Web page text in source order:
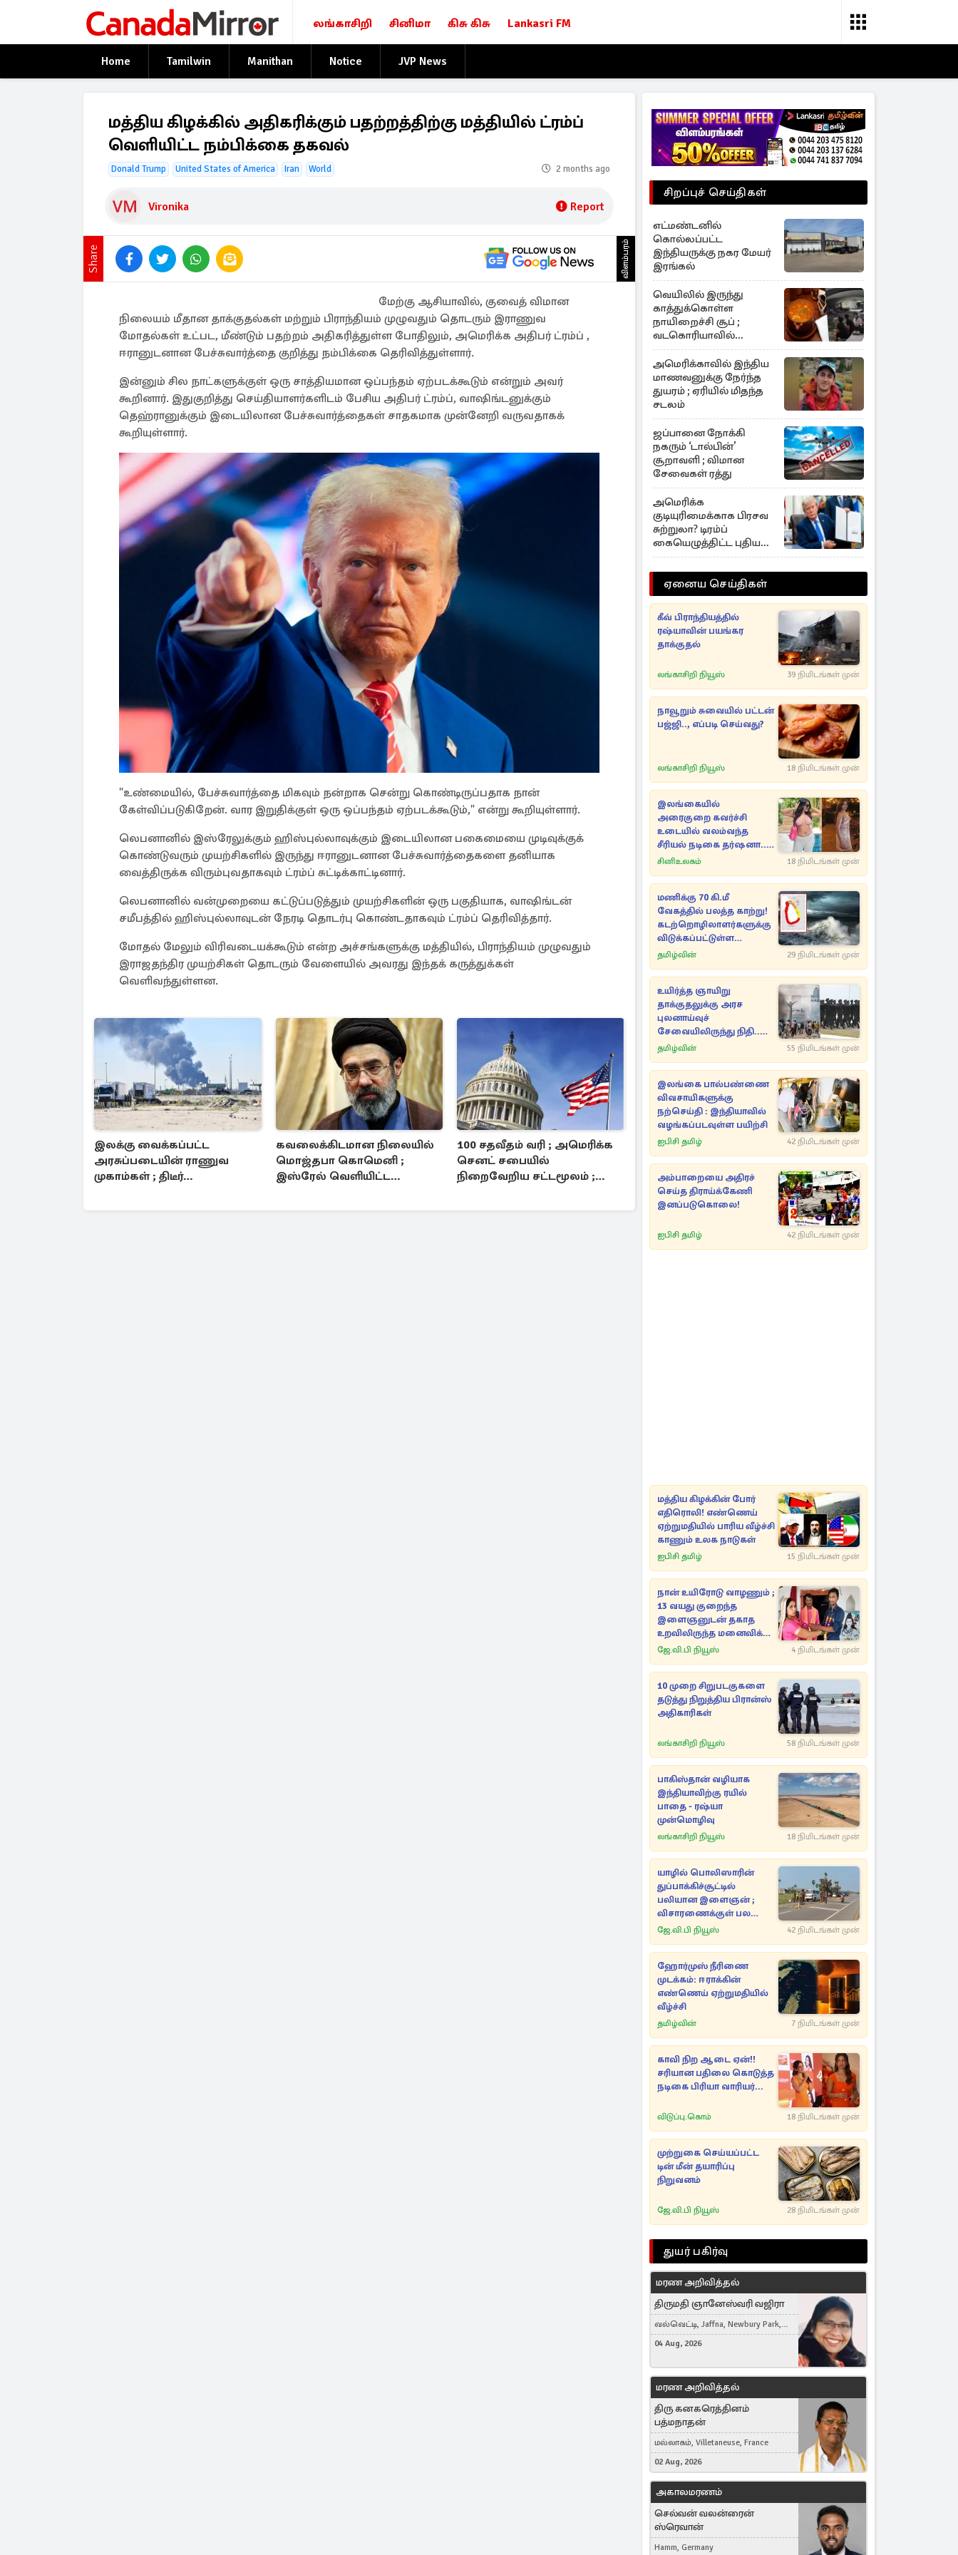
லங்காசிறி சினிமா கிசு கிசு Lankasri FM
Home Tamilwin Manithan Notice JVP News
மத்திய கிழக்கில் அதிகரிக்கும் பதற்றத்திற்கு மத்தியில் ட்ரம்ப்
வெளியிட்ட நம்பிக்கை தகவல்
Donald Trump United States of America Iran World 2 months ago
Vironika Report
Share விளம்பரம்
மேற்கு ஆசியாவில், குவைத் விமான
நிலையம் மீதான தாக்குதல்கள் மற்றும் பிராந்தியம் முழுவதும் தொடரும் இராணுவ
மோதல்கள் உட்பட, மீண்டும் பதற்றம் அதிகரித்துள்ள போதிலும், அமெரிக்க அதிபர் ட்ரம்ப் ,
ஈரானுடனான பேச்சுவார்த்தை குறித்து நம்பிக்கை தெரிவித்துள்ளார்.
இன்னும் சில நாட்களுக்குள் ஒரு சாத்தியமான ஒப்பந்தம் ஏற்படக்கூடும் என்றும் அவர்
கூறினார். இதுகுறித்து செய்தியாளர்களிடம் பேசிய அதிபர் ட்ரம்ப், வாஷிங்டனுக்கும்
தெஹ்ரானுக்கும் இடையிலான பேச்சுவார்த்தைகள் சாதகமாக முன்னேறி வருவதாகக்
கூறியுள்ளார்.
"உண்மையில், பேச்சுவார்த்தை மிகவும் நன்றாக சென்று கொண்டிருப்பதாக நான்
கேள்விப்படுகிறேன். வார இறுதிக்குள் ஒரு ஒப்பந்தம் ஏற்படக்கூடும்," என்று கூறியுள்ளார்.
லெபனானில் இஸ்ரேலுக்கும் ஹிஸ்புல்லாவுக்கும் இடையிலான பகைமையை முடிவுக்குக்
கொண்டுவரும் முயற்சிகளில் இருந்து ஈரானுடனான பேச்சுவார்த்தைகளை தனியாக
வைத்திருக்க விரும்புவதாகவும் ட்ரம்ப் சுட்டிக்காட்டினார்.
லெபனானில் வன்முறையை கட்டுப்படுத்தும் முயற்சிகளின் ஒரு பகுதியாக, வாஷிங்டன்
சமீபத்தில் ஹிஸ்புல்லாவுடன் நேரடி தொடர்பு கொண்டதாகவும் ட்ரம்ப் தெரிவித்தார்.
மோதல் மேலும் விரிவடையக்கூடும் என்ற அச்சங்களுக்கு மத்தியில், பிராந்தியம் முழுவதும்
இராஜதந்திர முயற்சிகள் தொடரும் வேளையில் அவரது இந்தக் கருத்துக்கள்
வெளிவந்துள்ளன.
இலக்கு வைக்கப்பட்ட
அரசுப்படையின் ராணுவ
முகாம்கள் ; திடீர்
உயிர்கள்
கவலைக்கிடமான நிலையில்
மொஜ்தபா கொமெனி ;
இஸ்ரேல் வெளியிட்ட
100 சதவீதம் வரி ; அமெரிக்க
செனட் சபையில்
நிறைவேறிய சட்டமூலம் ;
சிறப்புச் செய்திகள்
எட்மண்டனில்
கொல்லப்பட்ட
இந்தியருக்கு நகர மேயர்
இரங்கல்
வெயிலில் இருந்து
காத்துக்கொள்ள
நாயிறைச்சி சூப் ;
வடகொரியாவில்
வினோதம்
அமெரிக்காவில் இந்திய
மாணவனுக்கு நேர்ந்த
துயரம் ; ஏரியில் மிதந்த
சடலம்
ஜப்பானை நோக்கி
நகரும் ‘டால்பின்’
சூறாவளி ; விமான
சேவைகள் ரத்து
அமெரிக்க
குடியுரிமைக்காக பிரசவ
சுற்றுலா? டிரம்ப்
கையெழுத்திட்ட புதிய
கட்டுப்பாடுகள்
ஏனைய செய்திகள்
கீவ் பிராந்தியத்தில்
ரஷ்யாவின் பயங்கர
தாக்குதல்
லங்காசிறி நியூஸ் 39 நிமிடங்கள் முன்
நாவூறும் சுவையில் பட்டன்
பஜ்ஜி.., எப்படி செய்வது?
லங்காசிறி நியூஸ் 18 நிமிடங்கள் முன்
இலங்கையில்
அரைகுறை கவர்ச்சி
உடையில் வலம்வந்த
சீரியல் நடிகை தர்ஷனா...
அவரே வெளியிட்ட
சினிஉலகம் 18 நிமிடங்கள் முன்
மணிக்கு 70 கி.மீ
வேகத்தில் பலத்த காற்று!
கடற்றொழிலாளர்களுக்கு
விடுக்கப்பட்டுள்ள
எச்சரிக்கை
தமிழ்வின் 29 நிமிடங்கள் முன்
உயிர்த்த ஞாயிறு
தாக்குதலுக்கு அரச
புலனாய்வுச்
சேவையிலிருந்து நிதி..
வெளியான அதிர்ச்சி
தமிழ்வின் 55 நிமிடங்கள் முன்
இலங்கை பால்பண்ணை
விவசாயிகளுக்கு
நற்செய்தி : இந்தியாவில்
வழங்கப்படவுள்ள பயிற்சி
ஐபிசி தமிழ் 42 நிமிடங்கள் முன்
அம்பாறையை அதிரச்
செய்த திராய்க்கேணி
இனப்படுகொலை!
ஐபிசி தமிழ் 42 நிமிடங்கள் முன்
மத்திய கிழக்கின் போர்
எதிரொலி! எண்ணெய்
ஏற்றுமதியில் பாரிய வீழ்ச்சி
காணும் உலக நாடுகள்
ஐபிசி தமிழ் 15 நிமிடங்கள் முன்
நான் உயிரோடு வாழணும் ;
13 வயது குறைந்த
இளைஞனுடன் தகாத
உறவிலிருந்த மனைவிக்கு
கணவன் செய்த சம்பவம்
ஜே.வி.பி நியூஸ் 4 நிமிடங்கள் முன்
10 முறை சிறுபடகுகளை
தடுத்து நிறுத்திய பிரான்ஸ்
அதிகாரிகள்
லங்காசிறி நியூஸ் 58 நிமிடங்கள் முன்
பாகிஸ்தான் வழியாக
இந்தியாவிற்கு ரயில்
பாதை - ரஷ்யா
முன்மொழிவு
லங்காசிறி நியூஸ் 18 நிமிடங்கள் முன்
யாழில் பொலிஸாரின்
துப்பாக்கிச்சூட்டில்
பலியான இளைஞன் ;
விசாரணைக்குள் பல
உயரதிகாரிகள்
ஜே.வி.பி நியூஸ் 42 நிமிடங்கள் முன்
ஹோர்முஸ் நீரிணை
முடக்கம்: ஈராக்கின்
எண்ணெய் ஏற்றுமதியில்
வீழ்ச்சி
தமிழ்வின் 7 நிமிடங்கள் முன்
காவி நிற ஆடை ஏன்!!
சரியான பதிலை கொடுத்த
நடிகை பிரியா வாரியர்...
விடுப்பு.கொம் 18 நிமிடங்கள் முன்
முற்றுகை செய்யப்பட்ட
டின் மீன் தயாரிப்பு
நிறுவனம்
ஜே.வி.பி நியூஸ் 28 நிமிடங்கள் முன்
துயர் பகிர்வு
மரண அறிவித்தல்
திருமதி ஞானேஸ்வரி வஜிரா
வல்வெட்டி, Jaffna, Newbury Park,
United Kingdom
04 Aug, 2026
மரண அறிவித்தல்
திரு கனகரெத்தினம்
பத்மநாதன்
மல்லாகம், Villetaneuse, France
02 Aug, 2026
அகாலமரணம்
செல்வன் வலன்ரைன்
ஸ்ரெவான்
Hamm, Germany